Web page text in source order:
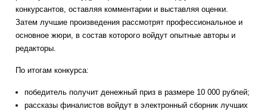
конкурсантов, оставляя комментарии и выставляя оценки.
Затем лучшие произведения рассмотрят профессиональное и
основное жюри, в состав которого войдут опытные авторы и
редакторы.
По итогам конкурса:
победитель получит денежный приз в размере 10 000 рублей;
рассказы финалистов войдут в электронный сборник лучших